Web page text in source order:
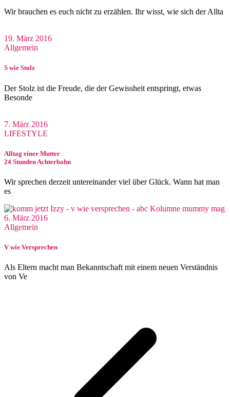
Wir brauchen es euch nicht zu erzählen. Ihr wisst, wie sich der Allta
19. März 2016
Allgemein
S wie Stolz
Der Stolz ist die Freude, die der Gewissheit entspringt, etwas
Besonde
7. März 2016
LIFESTYLE
Alltag einer Mutter
24 Stunden Achterbahn
Wir sprechen derzeit untereinander viel über Glück. Wann hat man
es
6. März 2016
Allgemein
V wie Versprechen
Als Eltern macht man Bekanntschaft mit einem neuen Verständnis
von Ve